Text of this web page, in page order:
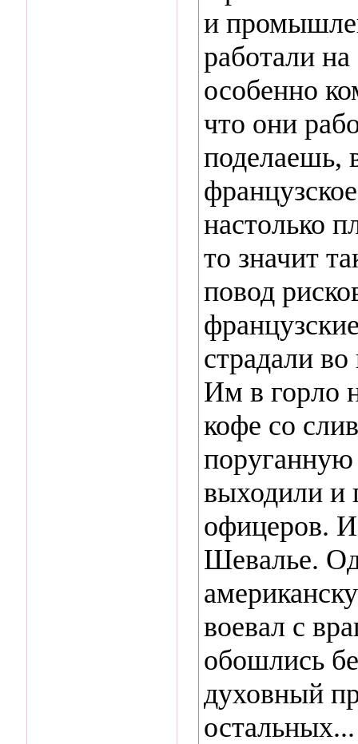
и
работали
особенно
что они
поделаешь,
настолько
то значит
повод
страдали
Им в горло
кофе со
выходили и
офицеров.
Шевалье.
воевал с
обошлись
духовный
остальных...